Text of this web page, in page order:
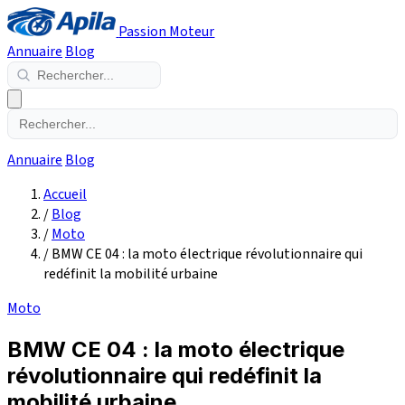
Passion Moteur
Annuaire Blog
Annuaire Blog
Accueil
/Blog
/Moto
/BMW CE 04 : la moto électrique révolutionnaire qui
redéfinit la mobilité urbaine
Moto
BMW CE 04 : la moto électrique
révolutionnaire qui redéfinit la